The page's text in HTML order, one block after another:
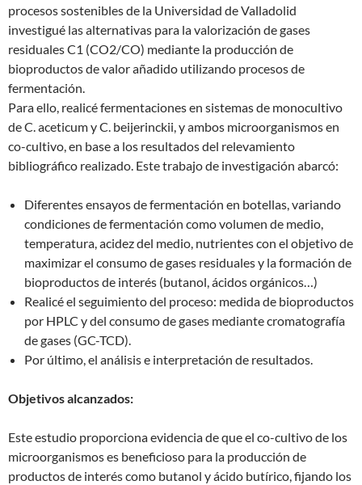
procesos sostenibles de la Universidad de Valladolid
investigué las alternativas para la valorización de gases
residuales C1 (CO2/CO) mediante la producción de
bioproductos de valor añadido utilizando procesos de
fermentación.
Para ello, realicé fermentaciones en sistemas de monocultivo
de C. aceticum y C. beijerinckii, y ambos microorganismos en
co-cultivo, en base a los resultados del relevamiento
bibliográfico realizado. Este trabajo de investigación abarcó:
Diferentes ensayos de fermentación en botellas, variando
condiciones de fermentación como volumen de medio,
temperatura, acidez del medio, nutrientes con el objetivo de
maximizar el consumo de gases residuales y la formación de
bioproductos de interés (butanol, ácidos orgánicos…)
Realicé el seguimiento del proceso: medida de bioproductos
por HPLC y del consumo de gases mediante cromatografía
de gases (GC-TCD).
Por último, el análisis e interpretación de resultados.
Objetivos alcanzados:
Este estudio proporciona evidencia de que el co-cultivo de los
microorganismos es beneficioso para la producción de
productos de interés como butanol y ácido butírico, fijando los